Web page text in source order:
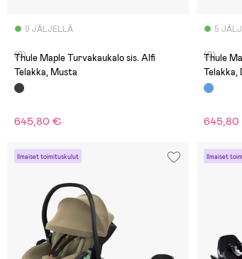
9 JÄLJELLÄ
(0)
Thule Maple Turvakaukalo sis. Alfi
Telakka, Musta
645,80 €
5
(0)
Thule
Telakka,
Ilmaiset toimituskulut Ilmaiset